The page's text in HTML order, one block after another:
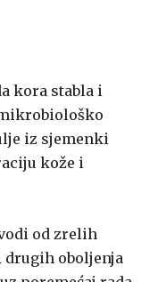
kora stabla i
iz sjemenki
kože i
od zrelih
drugih oboljenja